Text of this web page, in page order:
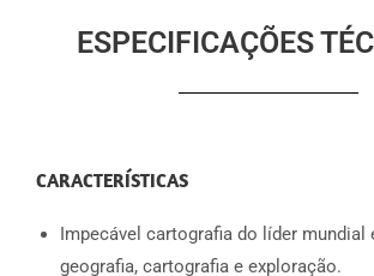
ESPECIFICAÇÕES
CARACTERÍSTICAS
Impecável cartografia do líder mundial
geografia, cartografia e exploração.